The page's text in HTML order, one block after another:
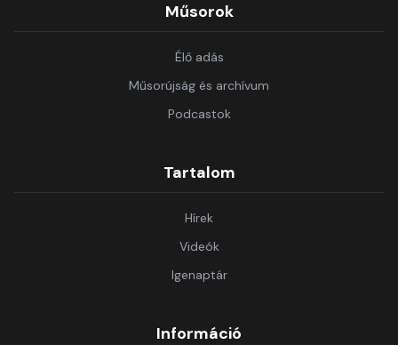
Műsorok
Élő adás
Műsorújság és archívum
Podcastok
Tartalom
Hírek
Videók
Igenaptár
Információ